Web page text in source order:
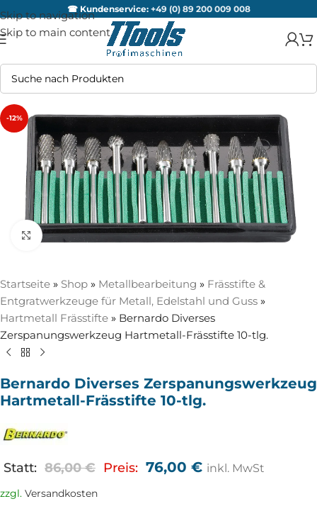
Skip to navigation
Skip to main content
☎ Kundenservice: +49 (0) 89 200 009 008
-12%
Zum Vergrößern anklicken
Startseite » Shop » Metallbearbeitung » Frässtifte &
Entgratwerkzeuge für Metall, Edelstahl und Guss »
Hartmetall Frässtifte » Bernardo Diverses
Zerspanungswerkzeug Hartmetall-Frässtifte 10-tlg.
Bernardo Diverses Zerspanungswerkzeug
Hartmetall-Frässtifte 10-tlg.
Statt: 86,00€ Preis: 76,00 € inkl. MwSt
zzgl. Versandkosten